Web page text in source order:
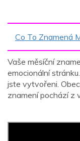
Co To Znamená
Vaše měsíční
emocionální
jste vytvořeni.
znamení pochází z